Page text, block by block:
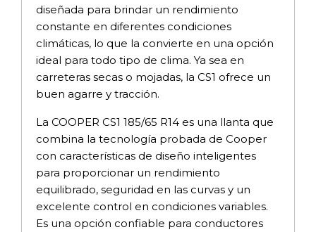
diseñada para brindar un rendimiento
constante en diferentes condiciones
climáticas, lo que la convierte en una opción
ideal para todo tipo de clima. Ya sea en
carreteras secas o mojadas, la CS1 ofrece un
buen agarre y tracción.
La COOPER CS1 185/65 R14 es una llanta que
combina la tecnología probada de Cooper
con características de diseño inteligentes
para proporcionar un rendimiento
equilibrado, seguridad en las curvas y un
excelente control en condiciones variables.
Es una opción confiable para conductores